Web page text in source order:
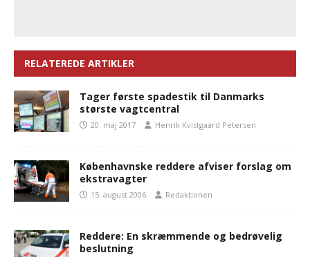
RELATEREDE ARTIKLER
Tager første spadestik til Danmarks
største vagtcentral
20. maj 2017 Henrik Kvistgaard Petersen
Københavnske reddere afviser forslag om
ekstravagter
15. august 2006 Redaktionen
Reddere: En skræmmende og bedrøvelig
beslutning